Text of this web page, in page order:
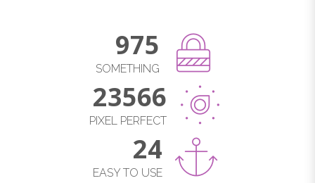
975
SOMETHING
23566
PIXEL PERFECT
24
EASY TO USE